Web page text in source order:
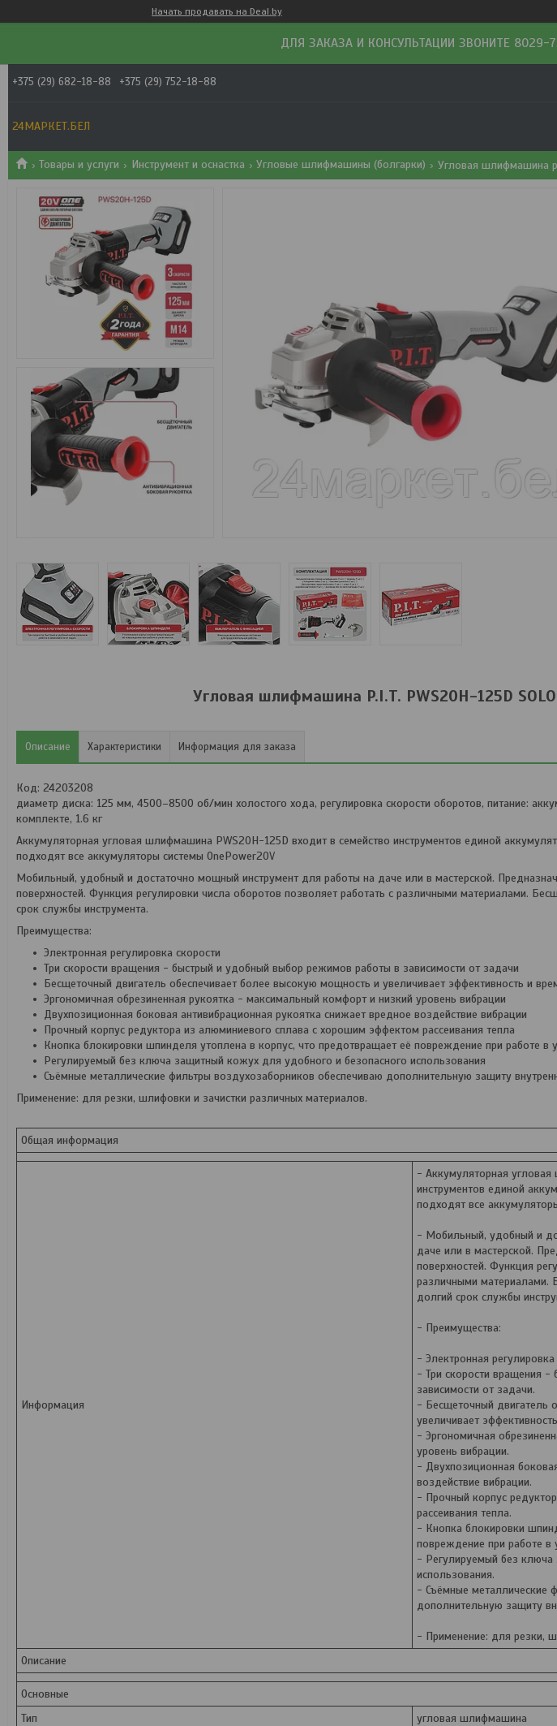
Начать продавать на Deal.by
ДЛЯ ЗАКАЗА И КОНСУЛЬТАЦИИ ЗВОНИТЕ 8029-
+375 (29) 682-18-88 +375 (29) 752-18-88
24МАРКЕТ.БЕЛ
Товары и услуги Инструмент и оснастка Угловые шлифмашины (болгарки) Угловая шлифмашина
Угловая шлифмашина P.I.T. PWS20H-125D
Описание Характеристики Информация для заказа
Код: 24203208
диаметр диска: 125 мм, 4500–8500 об/мин холостого хода, регулировка скорости оборотов, питание:
комплекте, 1.6 кг
Аккумуляторная угловая шлифмашина PWS20H-125D входит в семейство инструментов единой
подходят все аккумуляторы системы OnePower20V
Мобильный, удобный и достаточно мощный инструмент для работы на даче или в мастерской.
поверхностей. Функция регулировки числа оборотов позволяет работать с различными материалами.
срок службы инструмента.
Преимущества:
Электронная регулировка скорости
Три скорости вращения - быстрый и удобный выбор режимов работы в зависимости от задачи
Бесщеточный двигатель обеспечивает более высокую мощность и увеличивает эффективность и
Эргономичная обрезиненная рукоятка - максимальный комфорт и низкий уровень вибрации
Двухпозиционная боковая антивибрационная рукоятка снижает вредное воздействие вибрации
Прочный корпус редуктора из алюминиевого сплава с хорошим эффектом рассеивания тепла
Кнопка блокировки шпинделя утоплена в корпус, что предотвращает её повреждение при работе в
Регулируемый без ключа защитный кожух для удобного и безопасного использования
Съёмные металлические фильтры воздухозаборников обеспечиваю дополнительную защиту
Применение: для резки, шлифовки и зачистки различных материалов.
Общая информация
Информация
- Аккумуляторная
инструментов единой
подходят все
- Мобильный, удобный и
даче или в мастерской.
поверхностей. Функция
различными материалами.
долгий срок службы
- Преимущества:
- Электронная регулировка
- Три скорости вращения
зависимости от задачи.
- Бесщеточный двигатель
увеличивает
- Эргономичная
уровень вибрации.
- Двухпозиционная
воздействие вибрации.
- Прочный корпус
рассеивания тепла.
- Кнопка блокировки
повреждение при работе в
- Регулируемый без ключа
использования.
- Съёмные металлические
дополнительную защиту
- Применение: для резки,
Описание
Основные
Тип
угловая шлифмашина